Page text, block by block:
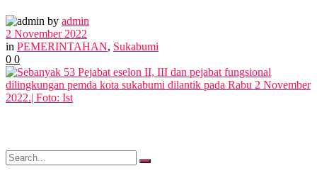
OPINI
VIDEO
by admin
2 November 2022
in PEMERINTAHAN, Sukabumi
0 0